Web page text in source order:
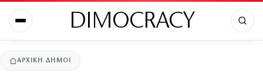
DIMOCRACY
ΑΡΧΙΚΉ ΔΗΜΟΙ